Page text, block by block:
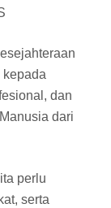
kepada
dan
dari
perlu
serta